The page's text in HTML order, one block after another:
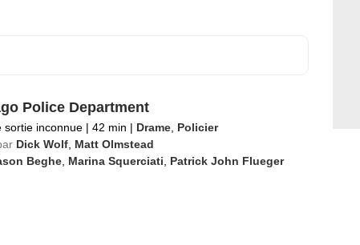
Police Department
sortie inconnue | 42 min | Drame, Policier
Dick Wolf, Matt Olmstead
Beghe, Marina Squerciati Patrick John Flueger